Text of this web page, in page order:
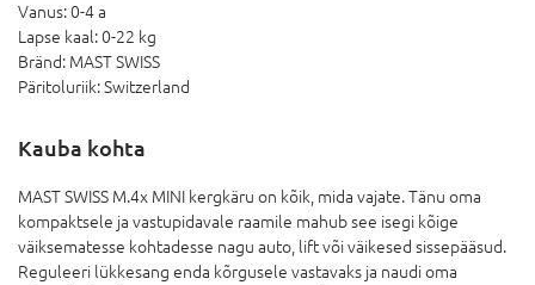
Vanus:0-4 a
Lapse kaal:0-22 kg
Bränd: MAST SWISS
Päritoluriik:Switzerland
Kauba kohta
MAST SWISS M.4x MINI kergkäru on kõik, mida vajate. Tänu oma
kompaktsele ja vastupidavale raamile mahub see isegi kõige
väiksematesse kohtadesse nagu auto, lift või väikesed sissepääsud.
Reguleeri lükkesang enda kõrgusele vastavaks ja naudi oma